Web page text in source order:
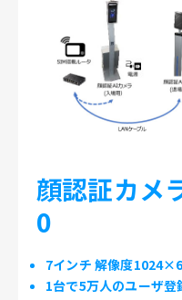
顔認証カメ
0
7インチ 解像度
1台で5万人のユーザ登